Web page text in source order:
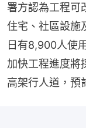
署方認為工程可
住宅、社區設施
日有8,900人使
加快工程進度將
高架行人道，預